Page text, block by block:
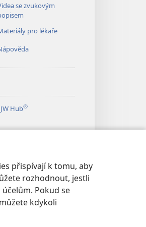
přispívají k tomu, aby
rozhodnout, jestli
Pokud se
kdykoli
se zvukovým
pro lékaře
JW Hub®